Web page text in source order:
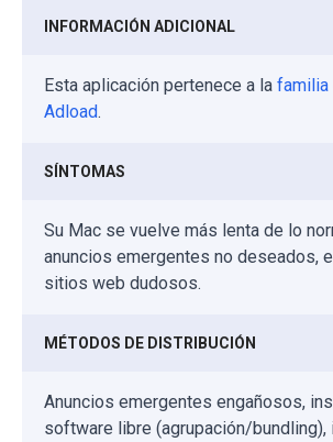
INFORMACIÓN ADICIONAL
Esta aplicación pertenece a la familia
Adload.
SÍNTOMAS
Su Mac se vuelve más lenta de lo
anuncios emergentes no deseados,
sitios web dudosos.
MÉTODOS DE DISTRIBUCIÓN
Anuncios emergentes engañosos,
software libre (agrupación/bundling),